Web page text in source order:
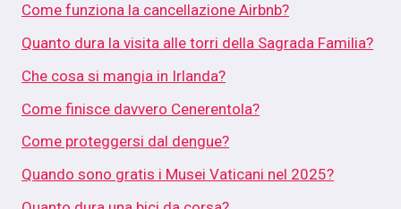
Come funziona la cancellazione Airbnb?
Quanto dura la visita alle torri della Sagrada Familia?
Che cosa si mangia in Irlanda?
Come finisce davvero Cenerentola?
Come proteggersi dal dengue?
Quando sono gratis i Musei Vaticani nel 2025?